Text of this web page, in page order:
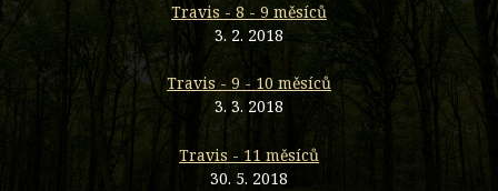
Travis - 8 - 9 měsíců
3. 2. 2018
Travis - 9 - 10 měsíců
3. 3. 2018
Travis - 11 měsíců
30. 5. 2018